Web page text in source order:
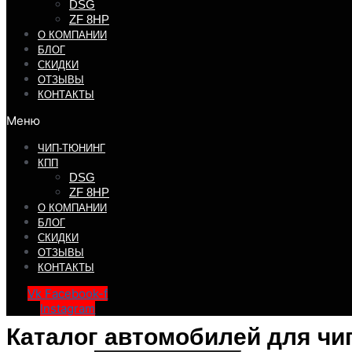
DSG
ZF 8HP
О КОМПАНИИ
БЛОГ
СКИДКИ
ОТЗЫВЫ
КОНТАКТЫ
Меню
ЧИП-ТЮНИНГ
КПП
DSG
ZF 8HP
О КОМПАНИИ
БЛОГ
СКИДКИ
ОТЗЫВЫ
КОНТАКТЫ
Vk Facebook-f
Instagram
Каталог автомобилей для